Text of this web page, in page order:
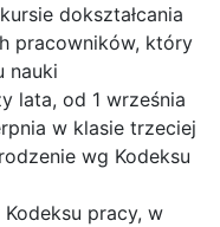
dokształcania
pracowników, który
nauki
lata, od 1 września
w klasie trzeciej
wg Kodeksu
pracy, w